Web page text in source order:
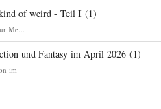
of weird - Teil I (1)
Me...
und Fantasy im April 2026 (1)
im